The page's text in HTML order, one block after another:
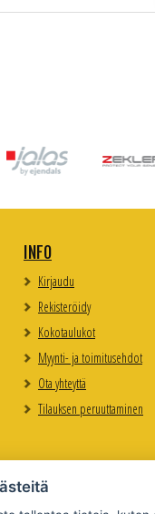
INFO
Kirjaudu
Rekisteröidy
Kokotaulukot
Myynti- ja toimitusehdot
Ota yhteyttä
Tilauksen peruuttaminen